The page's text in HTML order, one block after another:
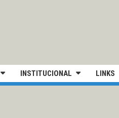
INSTITUCIONAL LINKS